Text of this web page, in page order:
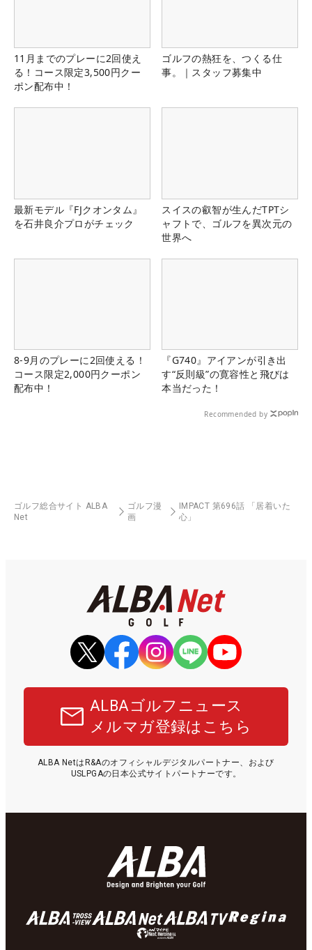
11月までのプレーに2回使え
る！コース限定3,500円クー
ポン配布中！
ゴルフの熱狂を、つくる仕
事。｜スタッフ募集中
最新モデル『FJクオンタム』
を石井良介プロがチェック
スイスの叡智が生んだTPTシ
ャフトで、ゴルフを異次元の
世界へ
8-9月のプレーに2回使える！
コース限定2,000円クーポン
配布中！
『G740』アイアンが引き出
す“反則級”の寛容性と飛びは
本当だった！
Recommended by
ゴルフ総合サイト ALBA
Net
ゴルフ漫
画
IMPACT 第696話 「居着いた
心」
ALBAゴルフニュース
メルマガ登録はこちら
ALBA NetはR&Aのオフィシャルデジタルパートナー、および
USLPGAの日本公式サイトパートナーです。